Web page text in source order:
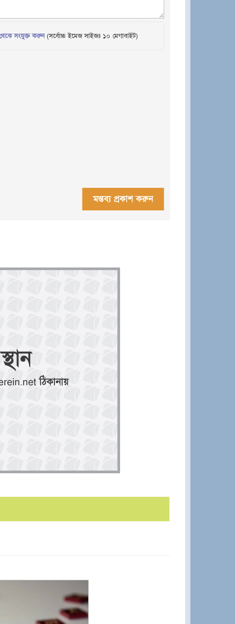
থেকে সংযুক্ত করুন(সর্বোচ্চ ইমেজ সাইজঃ ১০ মেগাবাইট)